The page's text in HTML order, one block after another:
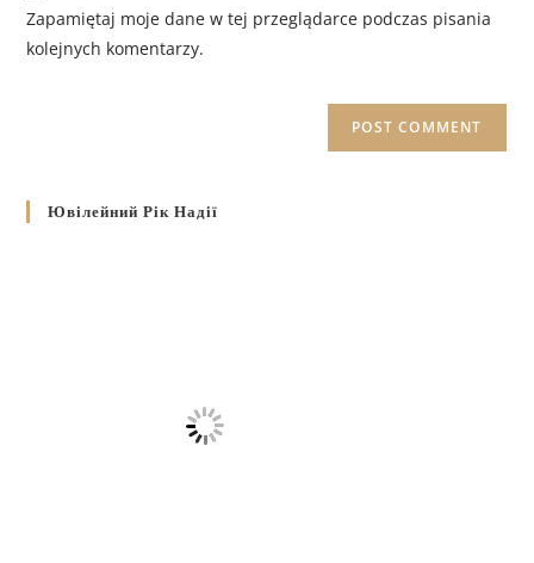
Zapamiętaj moje dane w tej przeglądarce podczas pisania
kolejnych komentarzy.
Ювілейний Рік Надії